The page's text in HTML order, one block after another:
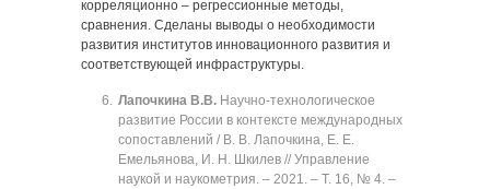
корреляционно ‒ регрессионные методы,
сравнения. Сделаны выводы о необходимости
развития институтов инновационного развития и
соответствующей инфраструктуры.
Лапочкина В.В. Научно-технологическое
развитие России в контексте международных
сопоставлений / В. В. Лапочкина, Е. Е.
Емельянова, И. Н. Шкилев // Управление
наукой и наукометрия. ‒ 2021. ‒ Т. 16, № 4. ‒